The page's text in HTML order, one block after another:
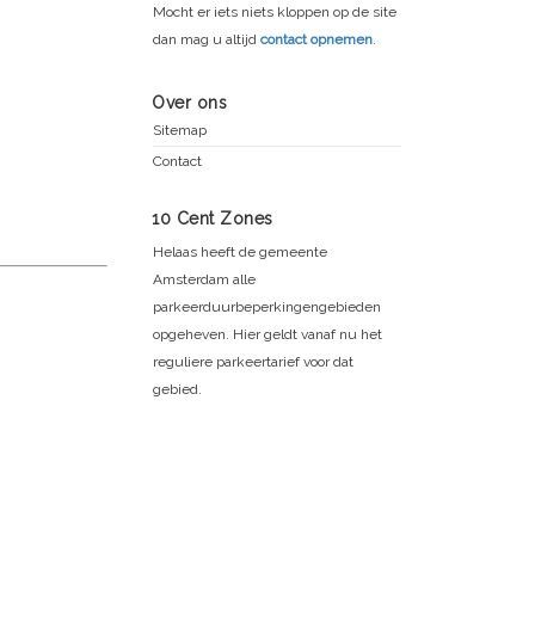
Mocht er iets niets kloppen op de site
dan mag u altijd contact opnemen.
Over ons
Sitemap
Contact
10 Cent Zones
Helaas heeft de gemeente
Amsterdam alle
parkeerduurbeperkingengebieden
opgeheven. Hier geldt vanaf nu het
reguliere parkeertarief voor dat
gebied.